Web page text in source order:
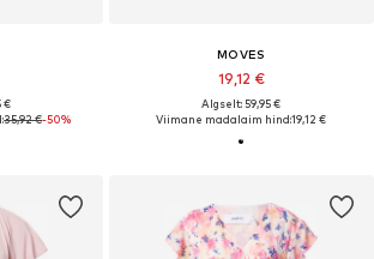
€
35,92 €-50%
MOVES
19,12 €
Algselt: 59,95 €
Viimane madalaim hind:19,12 €